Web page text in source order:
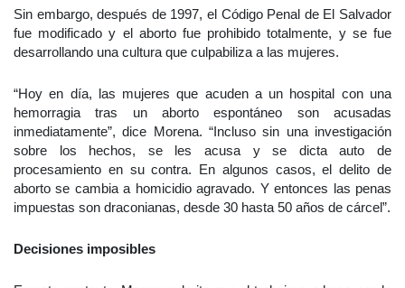
Sin embargo, después de 1997, el Código Penal de El Salvador
fue modificado y el aborto fue prohibido totalmente, y se fue
desarrollando una cultura que culpabiliza a las mujeres.
“Hoy en día, las mujeres que acuden a un hospital con una
hemorragia tras un aborto espontáneo son acusadas
inmediatamente”, dice Morena. “Incluso sin una investigación
sobre los hechos, se les acusa y se dicta auto de
procesamiento en su contra. En algunos casos, el delito de
aborto se cambia a homicidio agravado. Y entonces las penas
impuestas son draconianas, desde 30 hasta 50 años de cárcel”.
Decisiones imposibles